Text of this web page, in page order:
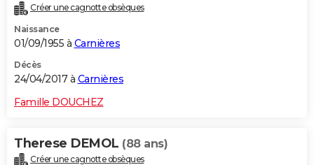
Créer une cagnotte obsèques
Naissance
01/09/1955 à Carnières
Décès
24/04/2017 à Carnières
Famille DOUCHEZ
Therese DEMOL (88 ans)
Créer une cagnotte obsèques